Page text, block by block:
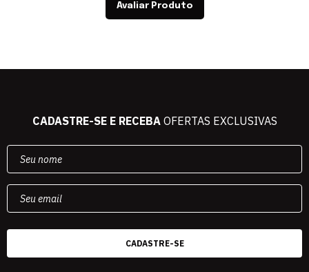
Avaliar Produto
CADASTRE-SE E RECEBAOFERTAS EXCLUSIVAS